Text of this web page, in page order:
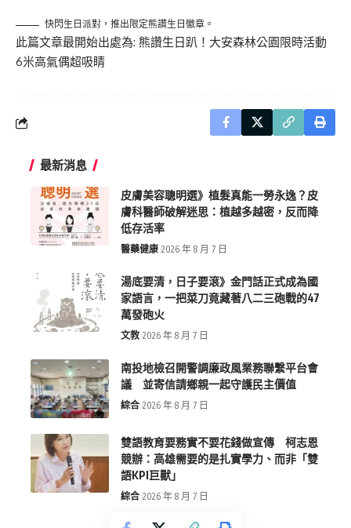
快閃生日派對，推出限定熊讚生日徽章。
此篇文章最開始出處為: 熊讚生日趴！大安森林公園限時活動
6米高氣偶超吸睛
最新消息
皮膚美容聰明選》植髮真能一勞永逸？皮
膚科醫師破解迷思：植越多越密，反而降
低存活率
醫藥健康 2026 年 8 月 7 日
湯底要清，日子要滾》金門話正式成為國
家語言，一把菜刀竟藏著八二三砲戰的47
萬發砲火
文教 2026 年 8 月 7 日
南投地檢召開警調廉政風業務聯繫平台會
議 並寄信請鄉親一起守護民主價值
綜合 2026 年 8 月 7 日
雙語教育要務實不要花錢做宣傳 柯志恩
競辦：高雄需要的是扎實學力、而非「雙
語KPI巨獸」
綜合 2026 年 8 月 7 日